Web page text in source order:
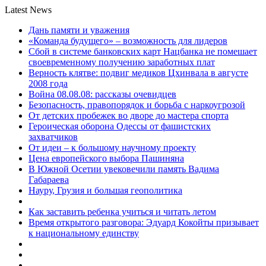
Latest News
Дань памяти и уважения
«Команда будущего» – возможность для лидеров
Сбой в системе банковских карт Нацбанка не помешает
своевременному получению заработных плат
Верность клятве: подвиг медиков Цхинвала в августе
2008 года
Война 08.08.08: рассказы очевидцев
Безопасность, правопорядок и борьба с наркоугрозой
От детских пробежек во дворе до мастера спорта
Героическая оборона Одессы от фашистских
захватчиков
От идеи – к большому научному проекту
Цена европейского выбора Пашиняна
В Южной Осетии увековечили память Вадима
Габараева
Науру, Грузия и большая геополитика
Как заставить ребенка учиться и читать летом
Время открытого разговора: Эдуард Кокойты призывает
к национальному единству